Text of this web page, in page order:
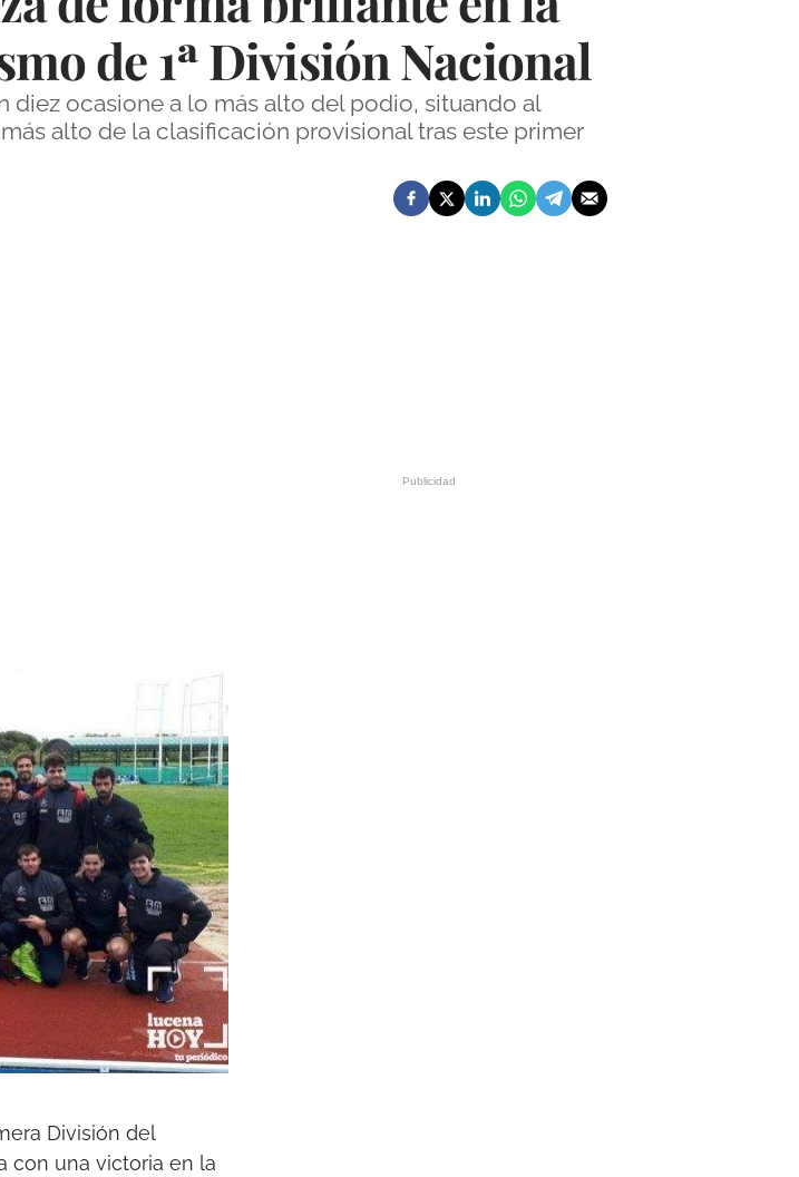
de 1ª División Nacional
diez ocasione a lo más alto del podio, situando al
alto de la clasificación provisional tras este primer
División del
con una victoria en la